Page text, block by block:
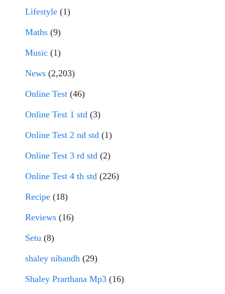
Lifestyle (1)
Maths (9)
Music (1)
News (2,203)
Online Test (46)
Online Test 1 std (3)
Online Test 2 nd std (1)
Online Test 3 rd std (2)
Online Test 4 th std (226)
Recipe (18)
Reviews (16)
Setu (8)
shaley nibandh (29)
Shaley Prarthana Mp3 (16)